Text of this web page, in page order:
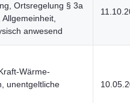
Ortsregelung § 3a
anwesend
Wärme-
unentgeltliche